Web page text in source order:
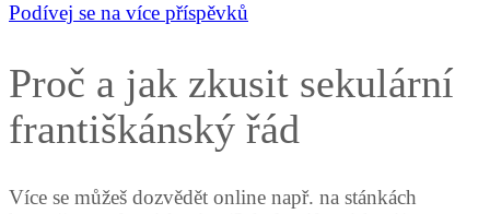
Podívej se na více příspěvků
Proč a jak zkusit sekulární
františkánský řád
Více se můžeš dozvědět online např. na stánkách